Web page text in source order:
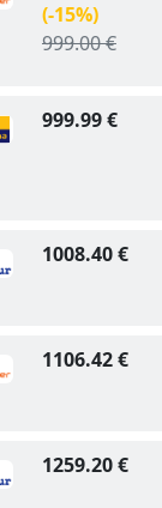
(-15%)
999.00 €
999.99 €
1008.40 €
1106.42 €
1259.20 €